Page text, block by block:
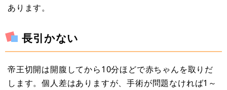
あります。
長引かない
帝王切開は開腹してから10分ほどで赤ちゃんを取りだ
します。個人差はありますが、手術が問題なければ1～